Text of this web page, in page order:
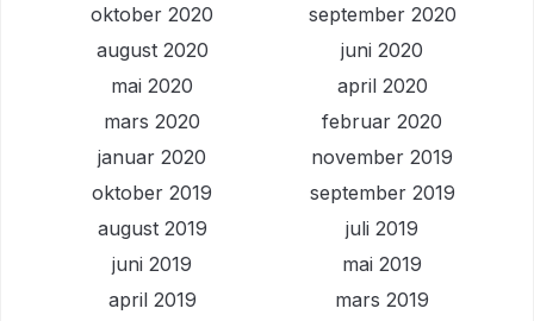
oktober 2020
september 2020
august 2020
juni 2020
mai 2020
april 2020
mars 2020
februar 2020
januar 2020
november 2019
oktober 2019
september 2019
august 2019
juli 2019
juni 2019
mai 2019
april 2019
mars 2019